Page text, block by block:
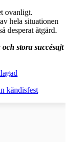
ovanligt.
hela situationen
desperat åtgärd.
stora succésajt
kändisfest